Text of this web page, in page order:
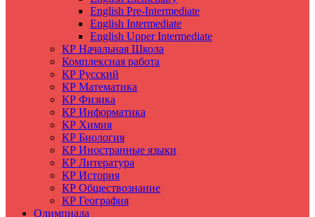
English Pre-Intermediate
English Intermediate
English Upper Intermediate
КР Начальная Школа
Комплексная работа
КР Русский
КР Математика
КР Физика
КР Информатика
КР Химия
КР Биология
КР Иностранные языки
КР Литература
КР История
КР Обществознание
КР География
Олимпиада